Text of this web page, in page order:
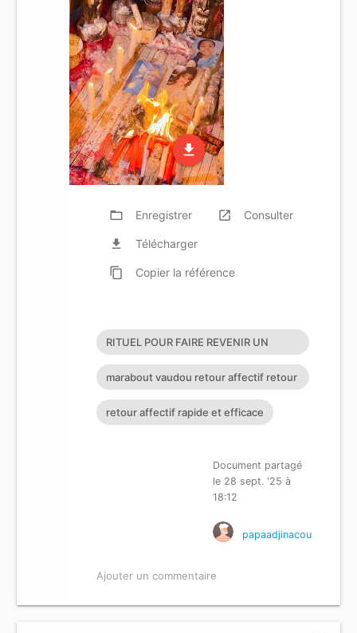
file_download
folder_open Enregistrer launch Consulter
file_download Télécharger
content_copy Copier la référence
RITUEL POUR FAIRE REVENIR UN
AMOUR PERDU
marabout vaudou retour affectif retour
affectif sérieux retour d
retour affectif rapide et efficace
Document partagé
le 28 sept. '25 à
18:12
papaadjinacou
Ajouter un commentaire